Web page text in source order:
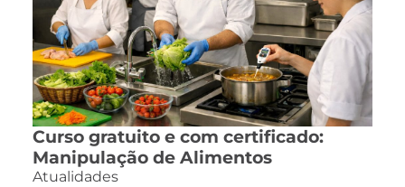
Curso gratuito e com certificado:
Manipulação de Alimentos
Atualidades